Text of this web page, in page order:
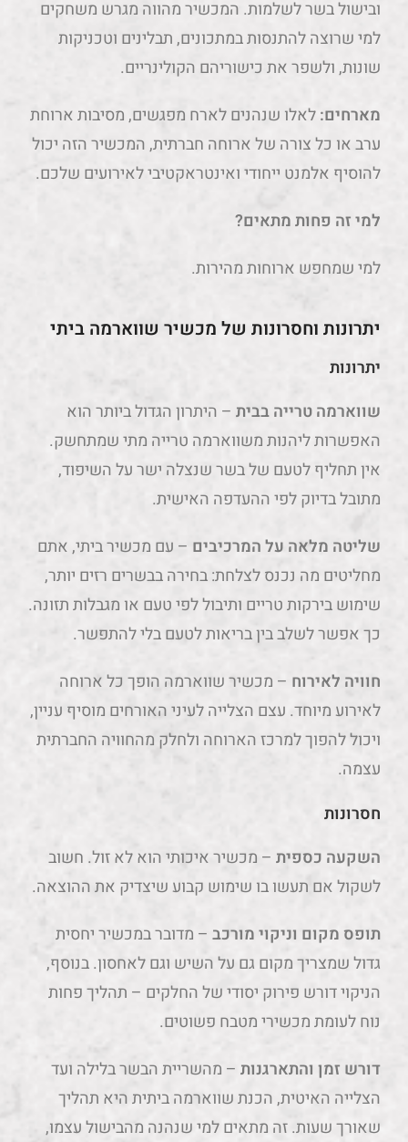
ובישול בשר לשלמות. המכשיר מהווה מגרש משחקים
למי שרוצה להתנסות במתכונים, תבלינים וטכניקות
שונות, ולשפר את כישוריהם הקולינריים.
מארחים:לאלו שנהנים לארח מפגשים, מסיבות ארוחת
ערב או כל צורה של ארוחה חברתית, המכשיר הזה יכול
להוסיף אלמנט ייחודי ואינטראקטיבי לאירועים שלכם.
למי זה פחות מתאים?
למי שמחפש ארוחות מהירות.
יתרונות וחסרונות של מכשיר שווארמה ביתי
יתרונות
שווארמה טרייה בבית – היתרון הגדול ביותר הוא
האפשרות ליהנות משווארמה טרייה מתי שמתחשק.
אין תחליף לטעם של בשר שנצלה ישר על השיפוד,
מתובל בדיוק לפי ההעדפה האישית.
שליטה מלאה על המרכיבים – עם מכשיר ביתי, אתם
מחליטים מה נכנס לצלחת: בחירה בבשרים רזים יותר,
שימוש בירקות טריים ותיבול לפי טעם או מגבלות תזונה.
כך אפשר לשלב בין בריאות לטעם בלי להתפשר.
חוויה לאירוח – מכשיר שווארמה הופך כל ארוחה
לאירוע מיוחד. עצם הצלייה לעיני האורחים מוסיף עניין,
ויכול להפוך למרכז הארוחה ולחלק מהחוויה החברתית
עצמה.
חסרונות
השקעה כספית – מכשיר איכותי הוא לא זול. חשוב
לשקול אם תעשו בו שימוש קבוע שיצדיק את ההוצאה.
תופס מקום וניקוי מורכב – מדובר במכשיר יחסית
גדול שמצריך מקום גם על השיש וגם לאחסון. בנוסף,
הניקוי דורש פירוק יסודי של החלקים – תהליך פחות
נוח לעומת מכשירי מטבח פשוטים.
דורש זמן והתארגנות – מהשריית הבשר בלילה ועד
הצלייה האיטית, הכנת שווארמה ביתית היא תהליך
שאורך שעות. זה מתאים למי שנהנה מהבישול עצמו,